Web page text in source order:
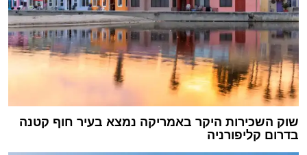
שוק השכירות היקר באמריקה נמצא בעיר חוף קטנה
בדרום קליפורניה